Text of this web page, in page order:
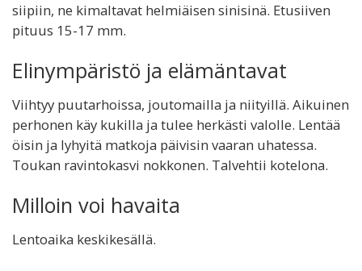
siipiin, ne kimaltavat helmiäisen sinisinä. Etusiiven
pituus 15-17 mm.
Elinympäristö ja elämäntavat
Viihtyy puutarhoissa, joutomailla ja niityillä. Aikuinen
perhonen käy kukilla ja tulee herkästi valolle. Lentää
öisin ja lyhyitä matkoja päivisin vaaran uhatessa.
Toukan ravintokasvi nokkonen. Talvehtii kotelona.
Milloin voi havaita
Lentoaika keskikesällä.